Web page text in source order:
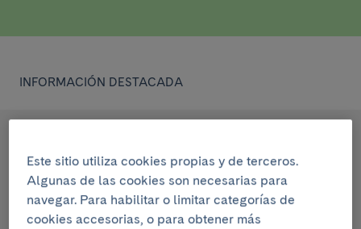
INFORMACIÓN DESTACADA
Rosa Maria Morlà Novell
Servicio
Reumatología
Este sitio utiliza cookies propias y de terceros.
Algunas de las cookies son necesarias para
navegar. Para habilitar o limitar categorías de
cookies accesorias, o para obtener más